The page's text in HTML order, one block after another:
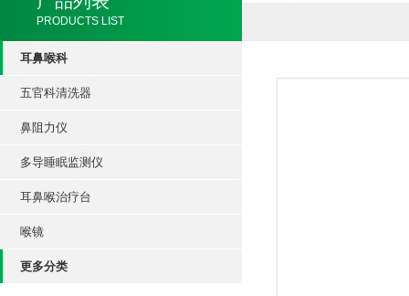
PRODUCTS LIST
耳鼻喉科
五官科清洗器
鼻阻力仪
多导睡眠监测仪
耳鼻喉治疗台
喉镜
更多分类